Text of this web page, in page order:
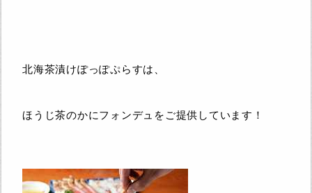
北海茶漬けぽっぽぷらすは、
ほうじ茶のかにフォンデュをご提供しています！